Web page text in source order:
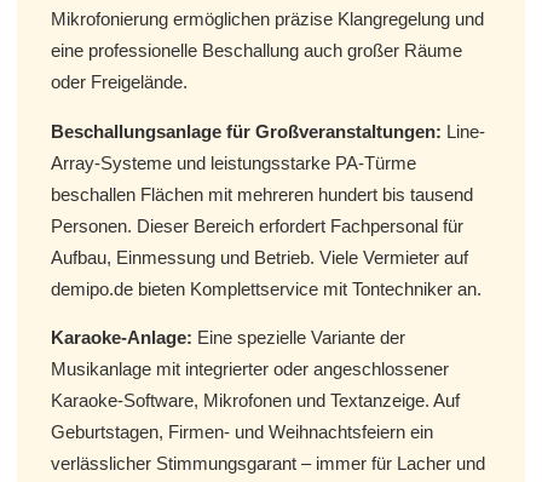
Mikrofonierung ermöglichen präzise Klangregelung und
eine professionelle Beschallung auch großer Räume
oder Freigelände.
Beschallungsanlage für Großveranstaltungen: Line-
Array-Systeme und leistungsstarke PA-Türme
beschallen Flächen mit mehreren hundert bis tausend
Personen. Dieser Bereich erfordert Fachpersonal für
Aufbau, Einmessung und Betrieb. Viele Vermieter auf
demipo.de bieten Komplettservice mit Tontechniker an.
Karaoke-Anlage: Eine spezielle Variante der
Musikanlage mit integrierter oder angeschlossener
Karaoke-Software, Mikrofonen und Textanzeige. Auf
Geburtstagen, Firmen- und Weihnachtsfeiern ein
verlässlicher Stimmungsgarant – immer für Lacher und